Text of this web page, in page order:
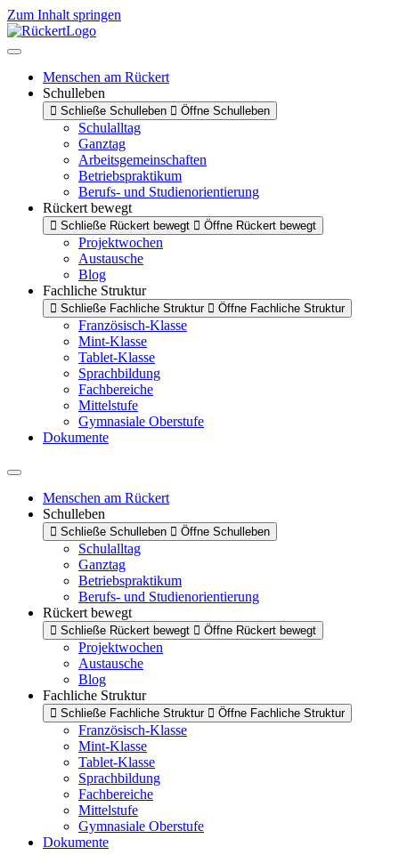
Zum Inhalt springen
Menschen am Rückert
Schulleben
Schließe Schulleben Öffne Schulleben
Schulalltag
Ganztag
Arbeitsgemeinschaften
Betriebspraktikum
Berufs- und Studienorientierung
Rückert bewegt
Schließe Rückert bewegt Öffne Rückert bewegt
Projektwochen
Austausche
Blog
Fachliche Struktur
Schließe Fachliche Struktur Öffne Fachliche Struktur
Französisch-Klasse
Mint-Klasse
Tablet-Klasse
Sprachbildung
Fachbereiche
Mittelstufe
Gymnasiale Oberstufe
Dokumente
Menschen am Rückert
Schulleben
Schließe Schulleben Öffne Schulleben
Schulalltag
Ganztag
Betriebspraktikum
Berufs- und Studienorientierung
Rückert bewegt
Schließe Rückert bewegt Öffne Rückert bewegt
Projektwochen
Austausche
Blog
Fachliche Struktur
Schließe Fachliche Struktur Öffne Fachliche Struktur
Französisch-Klasse
Mint-Klasse
Tablet-Klasse
Sprachbildung
Fachbereiche
Mittelstufe
Gymnasiale Oberstufe
Dokumente